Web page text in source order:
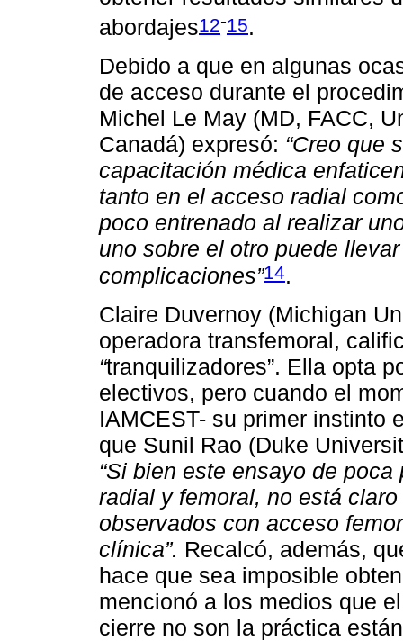
abordajes12-15.
Debido a que en algunas
de acceso durante el
Michel Le May (MD, FACC,
Canadá) expresó: “Creo que
capacitación médica
tanto en el acceso radial
poco entrenado al realizar
uno sobre el otro puede
complicaciones”14.
Claire Duvernoy (Michigan
operadora transfemoral,
“tranquilizadores”. Ella opta
electivos, pero cuando el
IAMCEST- su primer instinto
que Sunil Rao (Duke
“Si bien este ensayo de
radial y femoral, no está
observados con acceso
clínica”. Recalcó, además,
hace que sea imposible
mencionó a los medios que
cierre no son la práctica